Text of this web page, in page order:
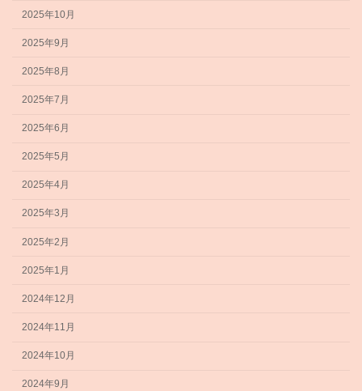
2025年10月
2025年9月
2025年8月
2025年7月
2025年6月
2025年5月
2025年4月
2025年3月
2025年2月
2025年1月
2024年12月
2024年11月
2024年10月
2024年9月